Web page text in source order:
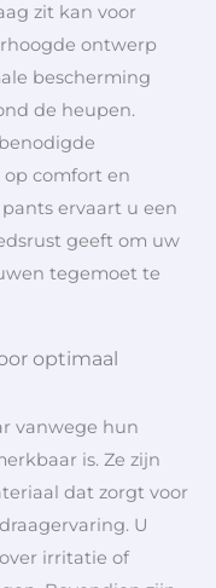
zit kan voor
ontwerp
bescherming
de heupen.
comfort en
ervaart u een
geeft om uw
tegemoet te
optimaal
vanwege hun
is. Ze zijn
dat zorgt voor
U
irritatie of